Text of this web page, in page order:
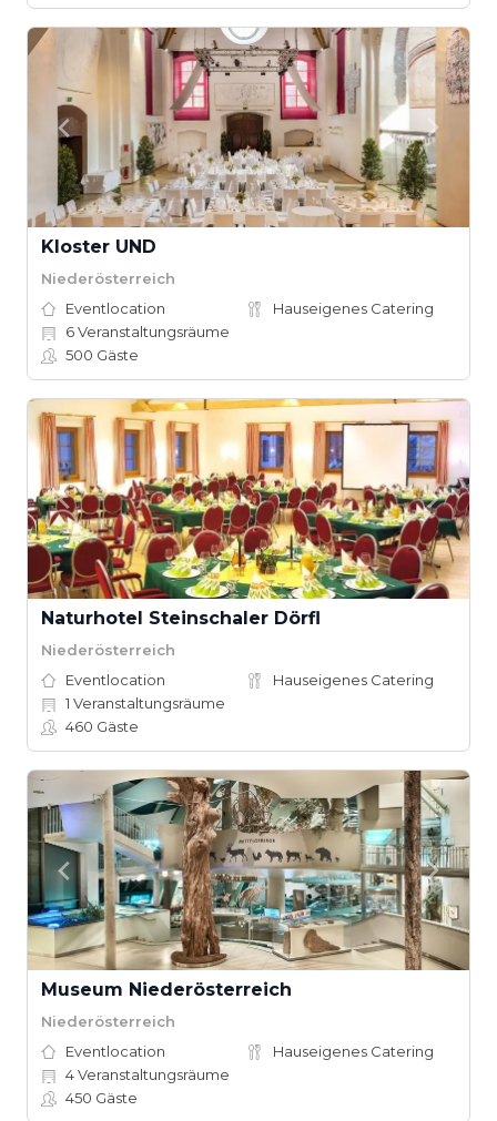
Kloster UND
Niederösterreich
Eventlocation
Hauseigenes Catering
6Veranstaltungsräume
500 Gäste
Naturhotel Steinschaler Dörfl
Niederösterreich
Eventlocation
Hauseigenes Catering
1 Veranstaltungsräume
460 Gäste
Museum Niederösterreich
Niederösterreich
Eventlocation
Hauseigenes Catering
4Veranstaltungsräume
450 Gäste